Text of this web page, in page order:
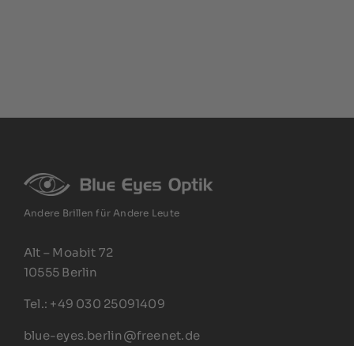
Andere Brillen für Andere Leute
Alt – Moabit 72
10555 Berlin
Tel.: +49 030 25091409
blue-eyes.berlin@freenet.de